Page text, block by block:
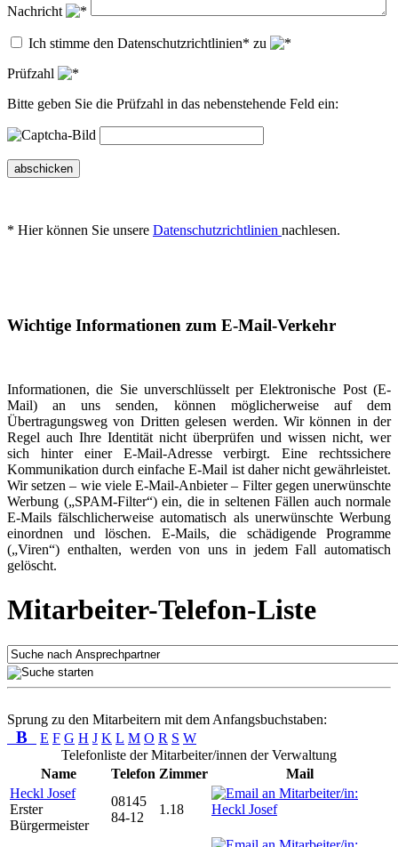
Nachricht
Ich stimme den Datenschutzrichtlinien* zu
Prüfzahl
Bitte geben Sie die Prüfzahl in das nebenstehende Feld ein:
abschicken
* Hier können Sie unsere Datenschutzrichtlinien nachlesen.
Wichtige Informationen zum E-Mail-Verkehr
Informationen, die Sie unverschlüsselt per Elektronische Post (E-
Mail) an uns senden, können möglicherweise auf dem
Übertragungsweg von Dritten gelesen werden. Wir können in der
Regel auch Ihre Identität nicht überprüfen und wissen nicht, wer
sich hinter einer E-Mail-Adresse verbirgt. Eine rechtssichere
Kommunikation durch einfache E-Mail ist daher nicht gewährleistet.
Wir setzen – wie viele E-Mail-Anbieter – Filter gegen unerwünschte
Werbung („SPAM-Filter“) ein, die in seltenen Fällen auch normale
E-Mails fälschlicherweise automatisch als unerwünschte Werbung
einordnen und löschen. E-Mails, die schädigende Programme
(„Viren“) enthalten, werden von uns in jedem Fall automatisch
gelöscht.
Mitarbeiter-Telefon-Liste
Sprung zu den Mitarbeitern mit dem Anfangsbuchstaben:
B E F G H J K L M O R S W
Telefonliste der Mitarbeiter/innen der Verwaltung
Name
Telefon Zimmer
Mail
Heckl Josef
Erster
Bürgermeister
08145
84-12
1.18